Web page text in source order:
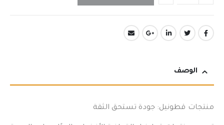
الوصف
منتجات قطونيل: جودة تستحق الثقة